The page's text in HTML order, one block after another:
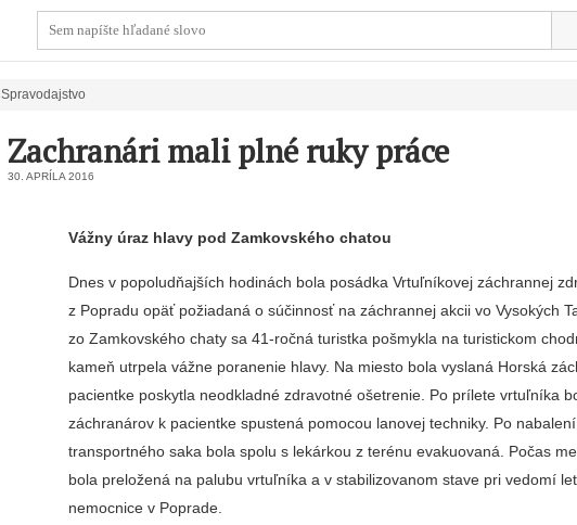
Spravodajstvo
Zachranári mali plné ruky práce
30. APRÍLA 2016
Vážny úraz hlavy pod Zamkovského chatou
Dnes v popoludňajších hodinách bola posádka Vrtuľníkovej záchrannej
z Popradu opäť požiadaná o súčinnosť na záchrannej akcii vo Vysokých
zo Zamkovského chaty sa 41-ročná turistka pošmykla na turistickom
kameň utrpela vážne poranenie hlavy. Na miesto bola vyslaná Horská
pacientke poskytla neodkladné zdravotné ošetrenie. Po prílete vrtuľníka
záchranárov k pacientke spustená pomocou lanovej techniky. Po
transportného saka bola spolu s lekárkou z terénu evakuovaná. Počas
bola preložená na palubu vrtuľníka a v stabilizovanom stave pri vedomí
nemocnice v Poprade.